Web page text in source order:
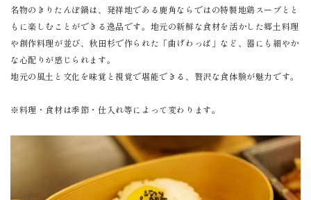
名物のきりたんぽ鍋は、発祥地である鹿角ならではの特製地鶏スープとと
もに楽しむことができる逸品です。地元の新鮮な食材を活かした郷土料理
や創作料理が並び、秋田杉で作られた「曲げわっぱ」など、器にも細やか
な心配りが感じられます。
地元の風土と文化を味覚と視覚で堪能できる、贅沢な食体験が魅力です。
※料理・食材は季節・仕入れ等によって変わります。